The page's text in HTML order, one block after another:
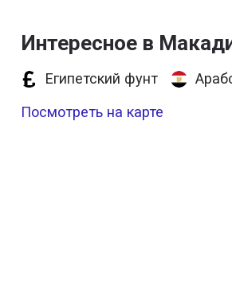
Интересное в
Египетский фунт
Посмотреть на карте